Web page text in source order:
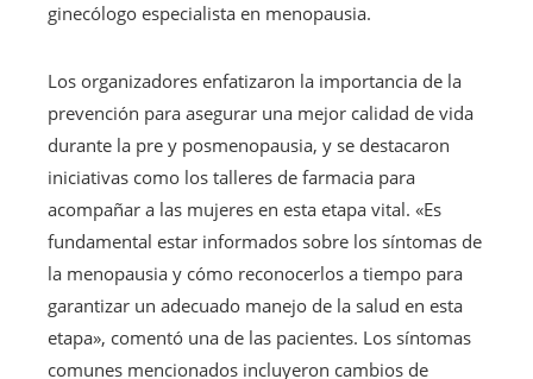
ginecólogo especialista en menopausia.
Los organizadores enfatizaron la importancia de la
prevención para asegurar una mejor calidad de vida
durante la pre y posmenopausia, y se destacaron
iniciativas como los talleres de farmacia para
acompañar a las mujeres en esta etapa vital. «Es
fundamental estar informados sobre los síntomas de
la menopausia y cómo reconocerlos a tiempo para
garantizar un adecuado manejo de la salud en esta
etapa», comentó una de las pacientes. Los síntomas
comunes mencionados incluyeron cambios de